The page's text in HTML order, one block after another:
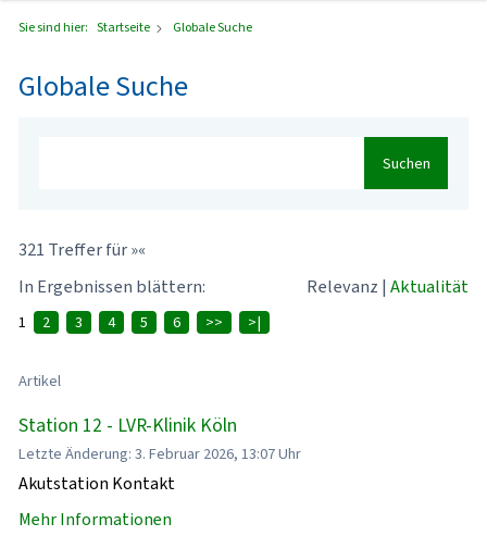
Sie sind hier: Startseite Globale Suche
Globale Suche
Suchen
321 Treffer für »«
In Ergebnissen blättern:
Relevanz | Aktualität
1 2 3 4 5 6 >> >|
Artikel
Station 12 - LVR-Klinik Köln
Letzte Änderung: 3. Februar 2026, 13:07 Uhr
Akutstation Kontakt
Mehr Informationen